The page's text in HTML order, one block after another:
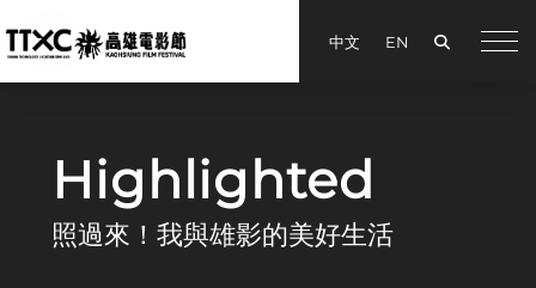
中文 EN Search
手機
Highlighted
照過來！我與雄影的美好生活